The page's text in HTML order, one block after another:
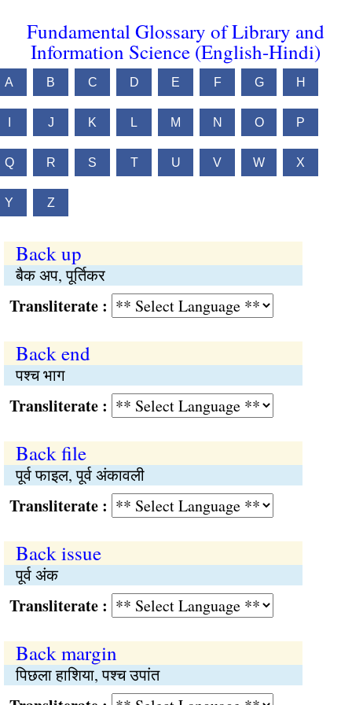
Fundamental Glossary of Library and
Information Science (English-Hindi)
A B C D E F G H
J K L M N O P
Q R S T U V W X
Y Z
Back up
बैक अप, पूर्तिकर
:
Back end
पश्च भाग
:
Back file
पूर्व फाइल, पूर्व अंकावली
:
Back issue
पूर्व अंक
:
Back margin
पिछला हाशिया, पश्च उपांत